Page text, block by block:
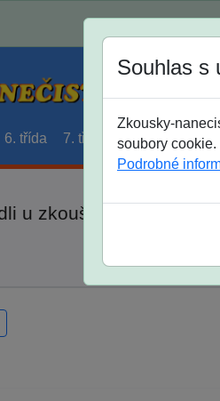
6. třída 7. třída 8. třída 9.
u zkoušek na SŠ?
Souhlas s
Zkousky-
soubory
Podrobné